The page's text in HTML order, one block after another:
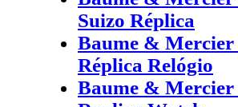
Suizo Réplica
Baume &
Réplica Relógio
Baume &